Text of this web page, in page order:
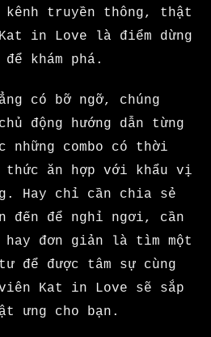
truyền thông, thật
in Love là điểm dừng
khám phá.
có bỡ ngỡ, chúng
động hướng dẫn từng
những combo có thời
thức ăn hợp với khẩu vị
Hay chỉ cần chia sẻ
đến để nghỉ ngơi, cần
hay đơn giản là tìm một
để được tâm sự cùng
Kat in Love sẽ sắp
ưng cho bạn.